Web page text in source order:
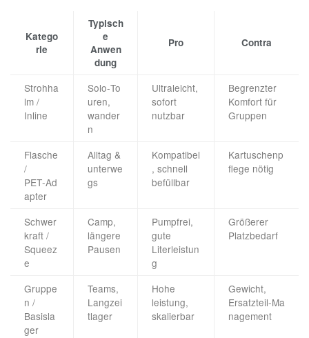
Katego
rie
Typisch
e
Anwen
dung
Pro Contra
Strohha
lm /
Inline
Solo‑To
uren,
wander
n
Ultraleicht,
sofort
nutzbar
Begrenzter
Komfort für
Gruppen
Flasche
/
PET‑Ad
apter
Alltag &
unterwe
gs
Kompatibel
, schnell
befüllbar
Kartuschenp
flege nötig
Schwer
kraft /
Squeez
e
Camp,
längere
Pausen
Pumpfrei,
gute
Literleistun
g
Größerer
Platzbedarf
Gruppe
n /
Basisla
ger
Teams,
Langzei
tlager
Hohe
leistung,
skalierbar
Gewicht,
Ersatzteil‑Ma
nagement